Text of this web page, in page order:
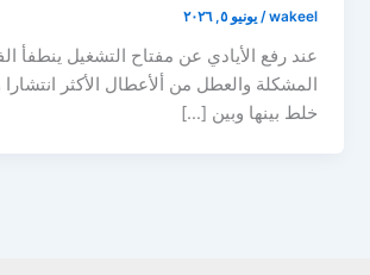
wakeel
/يونيو ٥, ٢٠٢٦
عند رفع الأيادي عن مفتاح التشغيل ينطفأ
المشكلة والعطل من ألأعطال الأكثر
خلط بينها وبين […]